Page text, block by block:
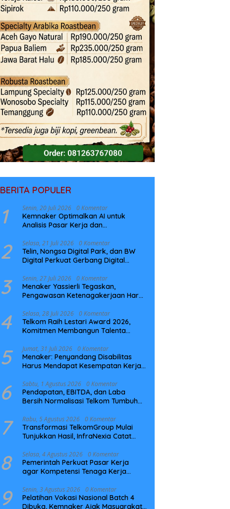
BERITA POPULER
1 Senin, 20 Juli 2026 0 Komentar
Kemnaker Optimalkan AI untuk
Analisis Pasar Kerja dan
2 Selasa, 21 Juli 2026 0 Komentar
Telin, Nongsa Digital Park, dan BW
Digital Perkuat Gerbang Digital
NCC
3 Senin, 27 Juli 2026 0 Komentar
Menaker Yassierli Tegaskan,
Pengawasan Ketenagakerjaan Harus
4 Selasa, 28 Juli 2026 0 Komentar
Telkom Raih Lestari Award 2026,
Komitmen Membangun Talenta
5 Jumat, 31 Juli 2026 0 Komentar
Menaker: Penyandang Disabilitas
Harus Mendapat Kesempatan Kerja
6 Sabtu, 1 Agustus 2026 0 Komentar
Pendapatan, EBITDA, dan Laba
Bersih Normalisasi Telkom Tumbuh
7 Rabu, 5 Agustus 2026 0 Komentar
Transformasi TelkomGroup Mulai
Tunjukkan Hasil, InfraNexia Catat
Digital Nasional
8 Selasa, 4 Agustus 2026 0 Komentar
Pemerintah Perkuat Pasar Kerja
agar Kompetensi Tenaga Kerja
9 Senin, 3 Agustus 2026 0 Komentar
Pelatihan Vokasi Nasional Batch 4
Dibuka, Kemnaker Ajak Masyarakat